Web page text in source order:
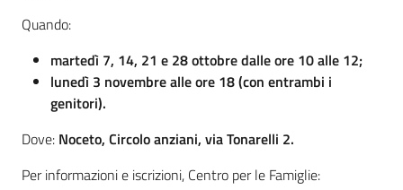
Quando:
martedì 7, 14, 21 e 28 ottobre dalle ore 10 alle 12;
lunedì 3 novembre alle ore 18 (con entrambi i
genitori).
Dove: Noceto, Circolo anziani, via Tonarelli 2.
Per informazioni e iscrizioni, Centro per le Famiglie: